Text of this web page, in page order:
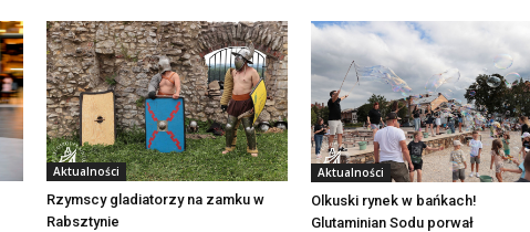
Aktualności
Rzymscy gladiatorzy na zamku w
Rabsztynie
Aktualności
Olkuski rynek w bańkach!
Glutaminian Sodu porwał